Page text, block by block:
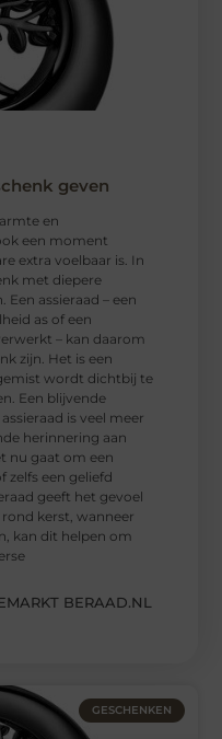
geven
en
een moment
extra voelbaar is. In
met diepere
assieraad – een
as of een
– kan daarom
zijn. Het is een
wordt dichtbij te
Een blijvende
is veel meer
herinnering aan
nu gaat om een
zelfs een geliefd
geeft het gevoel
kerst, wanneer
kan dit helpen om
BERAAD.NL
GESCHENKEN